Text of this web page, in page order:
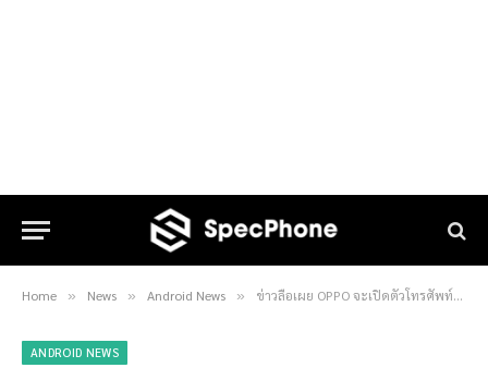
Home » News » Android News » ข่าวลือเผย OPPO จะเปิดตัวโทรศัพท์ใหม่ถึง 3 รุ่น !! ในเดือนมิถุนายนนี้ ซึ่งรวมถึง OPPO Find 9 ด้วย !!
ANDROID NEWS